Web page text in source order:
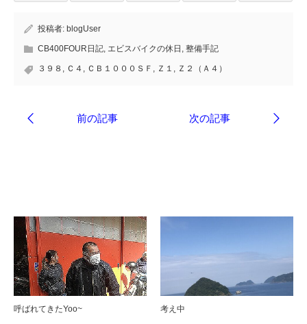
投稿者: blogUser
CB400FOUR日記, エビスバイクの休日 , 整備手記
３９８ , Ｃ４ , ＣＢ１０００ＳＦ , Ｚ１ , Ｚ２（Ａ４）
呼ばれてきたYoo~ 考え中